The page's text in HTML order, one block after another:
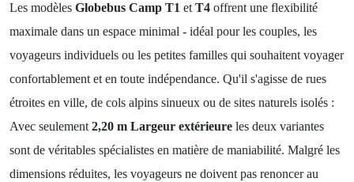
Les modèles Globebus Camp T1 et T4 offrent une flexibilité
maximale dans un espace minimal - idéal pour les couples, les
voyageurs individuels ou les petites familles qui souhaitent voyager
confortablement et en toute indépendance. Qu'il s'agisse de rues
étroites en ville, de cols alpins sinueux ou de sites naturels isolés :
Avec seulement 2,20 m Largeur extérieure les deux variantes
sont de véritables spécialistes en matière de maniabilité. Malgré les
dimensions réduites, les voyageurs ne doivent pas renoncer au